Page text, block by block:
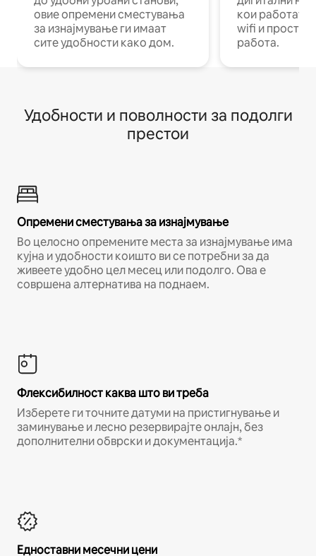
овие опремени сместувања
за изнајмување ги имаат
сите удобности како дом.
кои работат
wifi и
работа.
Удобности и поволности за подолги
престои
Опремени сместувања за изнајмување
Во целосно опремените места за изнајмување има
кујна и удобности коишто ви се потребни за да
живеете удобно цел месец или подолго. Ова е
совршена алтернатива на поднаем.
Флексибилност каква што ви треба
Изберете ги точните датуми на пристигнување и
заминување и лесно резервирајте онлајн, без
дополнителни обврски и документација.*
Едноставни месечни цени